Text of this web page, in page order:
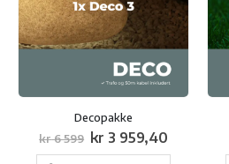
Decopakke
kr6 599 Opprinnelig
kr 3 959,40